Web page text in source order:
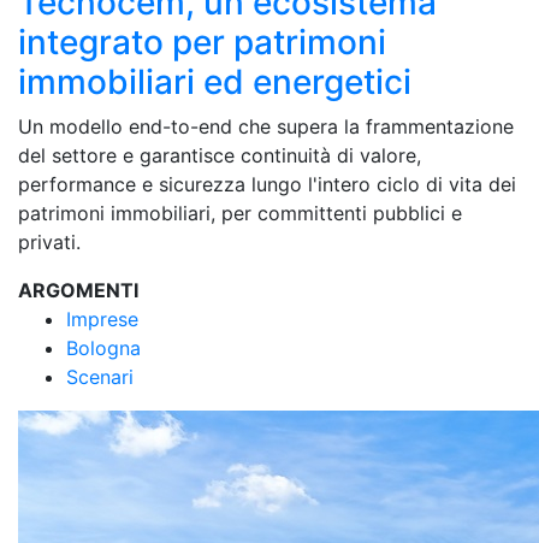
integrato per patrimoni
immobiliari ed energetici
Un modello end-to-end che supera la frammentazione
del settore e garantisce continuità di valore,
performance e sicurezza lungo l'intero ciclo di vita dei
patrimoni immobiliari, per committenti pubblici e
privati.
ARGOMENTI
Imprese
Bologna
Scenari